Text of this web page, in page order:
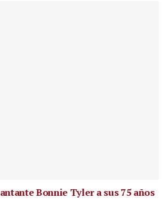
Bonnie Tyler a sus 75 años